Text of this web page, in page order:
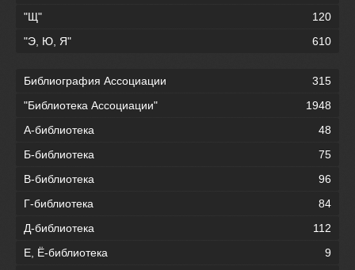
"Щ"
120
"Э, Ю, Я"
610
Библиография Ассоциации
315
"Библиотека Ассоциации"
1948
А-библиотека
48
Б-библиотека
75
В-библиотека
96
Г-библиотека
84
Д-библиотека
112
Е, Ё-библиотека
9